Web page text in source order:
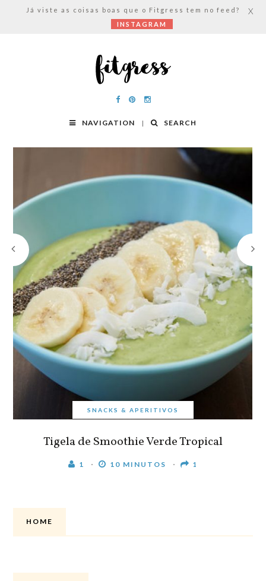
NAVIGATION SEARCH
SNACKS & APERITIVOS
Tigela de Smoothie Verde Tropical
1 10 MINUTOS 1
HOME
Já viste as coisas boas que o Fitgress tem no feed?
INSTAGRAM
X